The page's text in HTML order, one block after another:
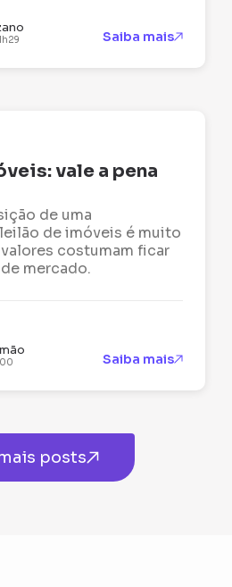
Saiba mais
vale a pena
de uma
de imóveis é muito
costumam ficar
mercado.
Saiba mais
posts